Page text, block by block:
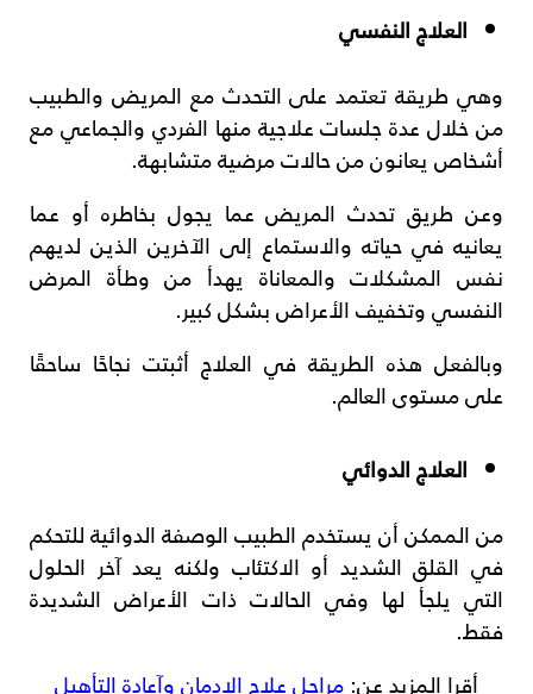
العلاج النفسي
وهي طريقة تعتمد على التحدث مع المريض والطبيب
من خلال عدة جلسات علاجية منها الفردي والجماعي مع
أشخاص يعانون من حالات مرضية متشابهة.
وعن طريق تحدث المريض عما يجول بخاطره أو عما
يعانيه في حياته والاستماع إلى الآخرين الذين لديهم
نفس المشكلات والمعاناة يهدأ من وطأة المرض
النفسي وتخفيف الأعراض بشكل كبير.
وبالفعل هذه الطريقة في العلاج أثبتت نجاحًا ساحقًا
على مستوى العالم.
العلاج الدوائي
من الممكن أن يستخدم الطبيب الوصفة الدوائية للتحكم
في القلق الشديد أو الاكتئاب ولكنه يعد آخر الحلول
التي يلجأ لها وفي الحالات ذات الأعراض الشديدة
فقط.
أقرا المزيد عن: مراحل علاج الإدمان وآعادة التأهيل